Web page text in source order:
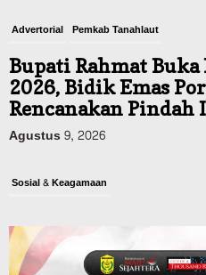
Advertorial Pemkab Tanahlaut
Bupati Rahmat Buka
2026, Bidik Emas
Rencanakan Pindah
Agustus 9, 2026
Sosial & Keagamaan
Jamnas XII Cibubur,
Peserta